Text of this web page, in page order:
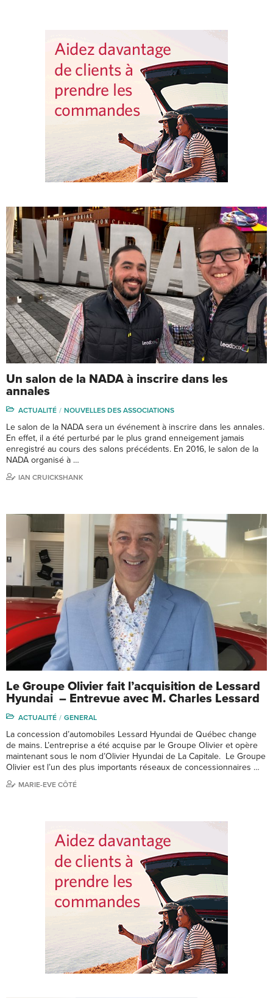
Un salon de la NADA à inscrire dans les
annales
ACTUALITÉ NOUVELLES DES ASSOCIATIONS
Le salon de la NADA sera un événement à inscrire dans les annales.
En effet, il a été perturbé par le plus grand enneigement jamais
enregistré au cours des salons précédents. En 2016, le salon de la
NADA organisé à …
IAN CRUICKSHANK
Le Groupe Olivier fait l’acquisition de Lessard
Hyundai – Entrevue avec M. Charles Lessard
ACTUALITÉ GENERAL
La concession d’automobiles Lessard Hyundai de Québec change
de mains. L’entreprise a été acquise par le Groupe Olivier et opère
maintenant sous le nom d’Olivier Hyundai de La Capitale. Le Groupe
Olivier est l’un des plus importants réseaux de concessionnaires …
MARIE-EVE CÔTÉ